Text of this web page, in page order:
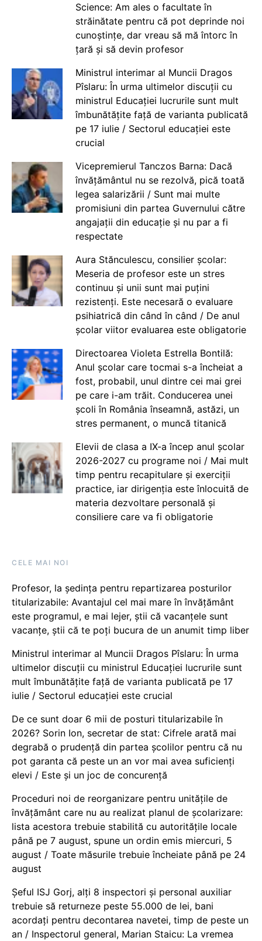
Science: Am ales o facultate în
străinătate pentru că pot deprinde noi
cunoștințe, dar vreau să mă întorc în
țară și să devin profesor
Ministrul interimar al Muncii Dragos
Pîslaru: În urma ultimelor discuții cu
ministrul Educației lucrurile sunt mult
îmbunătățite față de varianta publicată
pe 17 iulie / Sectorul educației este
crucial
Vicepremierul Tanczos Barna: Dacă
învățământul nu se rezolvă, pică toată
legea salarizării / Sunt mai multe
promisiuni din partea Guvernului către
angajații din educație și nu par a fi
respectate
Aura Stănculescu, consilier școlar:
Meseria de profesor este un stres
continuu și unii sunt mai puțini
rezistenți. Este necesară o evaluare
psihiatrică din când în când / De anul
școlar viitor evaluarea este obligatorie
Directoarea Violeta Estrella Bontilă:
Anul școlar care tocmai s-a încheiat a
fost, probabil, unul dintre cei mai grei
pe care i-am trăit. Conducerea unei
școli în România înseamnă, astăzi, un
stres permanent, o muncă titanică
Elevii de clasa a IX-a încep anul școlar
2026-2027 cu programe noi / Mai mult
timp pentru recapitulare și exerciții
practice, iar dirigenția este înlocuită de
materia dezvoltare personală și
consiliere care va fi obligatorie
CELE MAI NOI
Profesor, la ședința pentru repartizarea posturilor
titularizabile: Avantajul cel mai mare în învățământ
este programul, e mai lejer, știi că vacanțele sunt
vacanţe, știi că te poți bucura de un anumit timp liber
Ministrul interimar al Muncii Dragos Pîslaru: În urma
ultimelor discuții cu ministrul Educației lucrurile sunt
mult îmbunătățite față de varianta publicată pe 17
iulie / Sectorul educației este crucial
De ce sunt doar 6 mii de posturi titularizabile în
2026? Sorin Ion, secretar de stat: Cifrele arată mai
degrabă o prudență din partea școlilor pentru că nu
pot garanta că peste un an vor mai avea suficienți
elevi / Este și un joc de concurență
Proceduri noi de reorganizare pentru unitățile de
învățământ care nu au realizat planul de școlarizare:
lista acestora trebuie stabilită cu autoritățile locale
până pe 7 august, spune un ordin emis miercuri, 5
august / Toate măsurile trebuie încheiate până pe 24
august
Șeful ISJ Gorj, alți 8 inspectori și personal auxiliar
trebuie să returneze peste 55.000 de lei, bani
acordați pentru decontarea navetei, timp de peste un
an / Inspectorul general, Marian Staicu: La vremea